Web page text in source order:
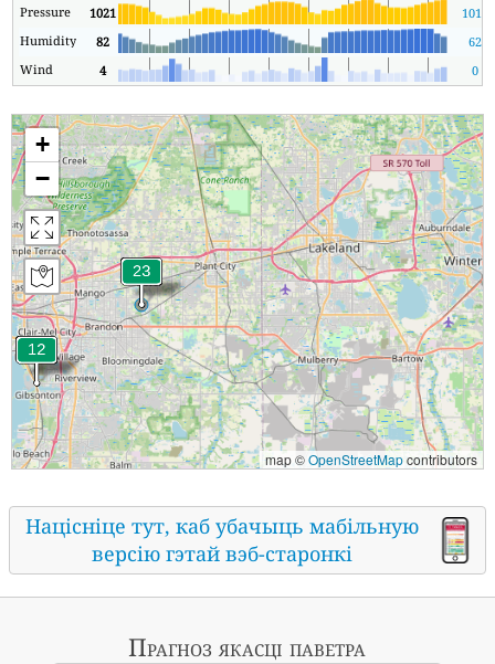
Pressure
1021 1018
Humidity
82
62
Wind
4 0
+
−
map ©OpenStreetMapcontributors
Націсніце тут, каб убачыць мабільную
версію гэтай вэб-старонкі
Прагноз якасці паветра